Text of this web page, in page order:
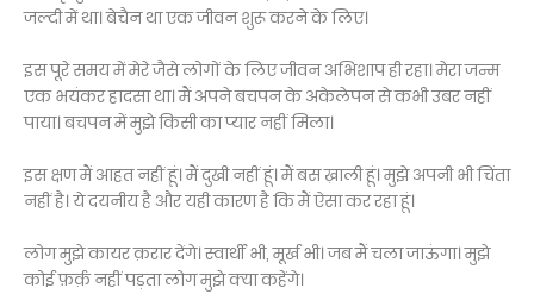
जल्दी में था। बेचैन था एक जीवन शुरू करने के लिए।
इस पूरे समय में मेरे जैसे लोगों के लिए जीवन अभिशाप ही रहा। मेरा जन्म
एक भयंकर हादसा था। मैं अपने बचपन के अकेलेपन से कभी उबर नहीं
पाया। बचपन में मुझे किसी का प्यार नहीं मिला।
इस क्षण मैं आहत नहीं हूं। मैं दुखी नहीं हूं। मैं बस ख़ाली हूं। मुझे अपनी भी चिंता
नहीं है। ये दयनीय है और यही कारण है कि मैं ऐसा कर रहा हूं।
लोग मुझे कायर क़रार देंगे। स्वार्थी भी, मूर्ख भी। जब मैं चला जाऊंगा। मुझे
कोई फ़र्क़ नहीं पड़ता लोग मुझे क्या कहेंगे।